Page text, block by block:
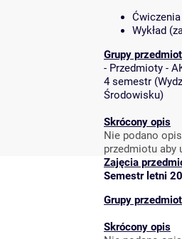
Wykład
Grupy
- Przedmioty -
4 semestr (
Środowisku)
Skrócony opis
Nie podano
przedmiotu aby
Zajęcia
Semestr letni
Grupy
Skrócony opis